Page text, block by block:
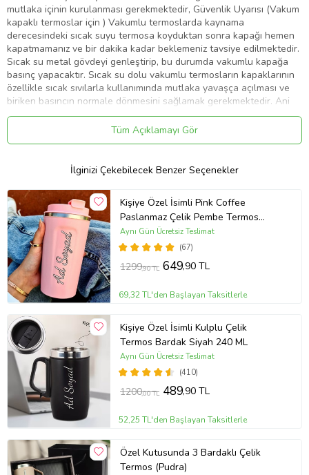
mutlaka içinin kurulanması gerekmektedir, Güvenlik Uyarısı (Vakum
kapaklı termoslar için ) Vakumlu termoslarda kaynama
derecesindeki sıcak suyu termosa koyduktan sonra kapağı hemen
kapatmamanız ve bir dakika kadar beklemeniz tavsiye edilmektedir.
Sıcak su metal gövdeyi genleştirip, bu durumda vakumlu kapağa
basınç yapacaktır. Sıcak su dolu vakumlu termosların kapaklarının
özellikle sıcak sıvılarla kullanımında mutlaka yavaşça açılması ve
biriken basıncın normale dönmesini sağlamak gerekmektedir. Ani
açılan basınç sıkışması yanmalara sebep olabileceği için bu
uyarılara dikkat edilmesi gerekmektedir.
Ürün Kodu:kcm92796579
Tüm Açıklamayı Gör
İlginizi Çekebilecek Benzer Seçenekler
Kişiye Özel İsimli Pink Coffee
Paslanmaz Çelik Pembe Termos
Bardak
(67)
Aynı Gün Ücretsiz Teslimat
1299,90 TL 649,90 TL
69,32 TL'den Başlayan Taksitlerle
Kişiye Özel İsimli Kulplu Çelik
Termos Bardak Siyah 240 ML
(410)
Aynı Gün Ücretsiz Teslimat
1200,00 TL 489,90 TL
52,25 TL'den Başlayan Taksitlerle
Özel Kutusunda 3 Bardaklı Çelik
Termos (Pudra)